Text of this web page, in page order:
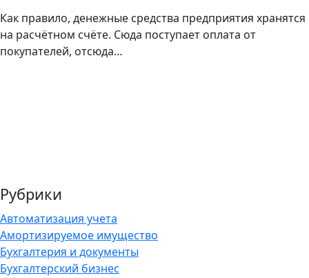
Как правило, денежные средства предприятия хранятся
на расчётном счёте. Сюда поступает оплата от
покупателей, отсюда…
Рубрики
Автоматизация учета
Амортизируемое имущество
Бухгалтерия и документы
Бухгалтерский бизнес